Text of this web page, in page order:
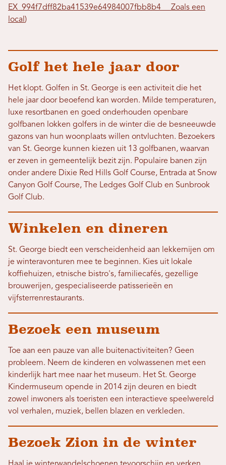
EX_994f7dff82ba41539e64984007fbb8b4__ Zoals een
local )
Golf het hele jaar door
Het klopt. Golfen in St. George is een activiteit die het
hele jaar door beoefend kan worden. Milde temperaturen,
luxe resortbanen en goed onderhouden openbare
golfbanen lokken golfers in de winter die de besneeuwde
gazons van hun woonplaats willen ontvluchten. Bezoekers
van St. George kunnen kiezen uit 13 golfbanen, waarvan
er zeven in gemeentelijk bezit zijn. Populaire banen zijn
onder andere Dixie Red Hills Golf Course, Entrada at Snow
Canyon Golf Course, The Ledges Golf Club en Sunbrook
Golf Club.
Winkelen en dineren
St. George biedt een verscheidenheid aan lekkernijen om
je winteravonturen mee te beginnen. Kies uit lokale
koffiehuizen, etnische bistro's, familiecafés, gezellige
brouwerijen, gespecialiseerde patisserieën en
vijfsterrenrestaurants.
Bezoek een museum
Toe aan een pauze van alle buitenactiviteiten? Geen
probleem. Neem de kinderen en volwassenen met een
kinderlijk hart mee naar het museum. Het St. George
Kindermuseum opende in 2014 zijn deuren en biedt
zowel inwoners als toeristen een interactieve speelwereld
vol verhalen, muziek, bellen blazen en verkleden.
Bezoek Zion in de winter